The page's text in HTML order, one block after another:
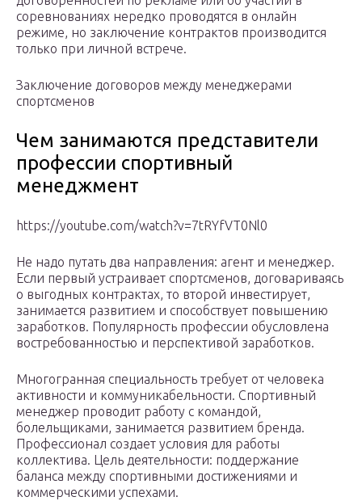
соревнованиях нередко проводятся в онлайн
режиме, но заключение контрактов производится
только при личной встрече.
Заключение договоров между менеджерами
спортсменов
Чем занимаются представители
профессии спортивный
менеджмент
https://youtube.com/watch?v=7tRYfVT0Nl0
Не надо путать два направления: агент и менеджер.
Если первый устраивает спортсменов, договариваясь
о выгодных контрактах, то второй инвестирует,
занимается развитием и способствует повышению
заработков. Популярность профессии обусловлена
востребованностью и перспективой заработков.
Многогранная специальность требует от человека
активности и коммуникабельности. Спортивный
менеджер проводит работу с командой,
болельщиками, занимается развитием бренда.
Профессионал создает условия для работы
коллектива. Цель деятельности: поддержание
баланса между спортивными достижениями и
коммерческими успехами.